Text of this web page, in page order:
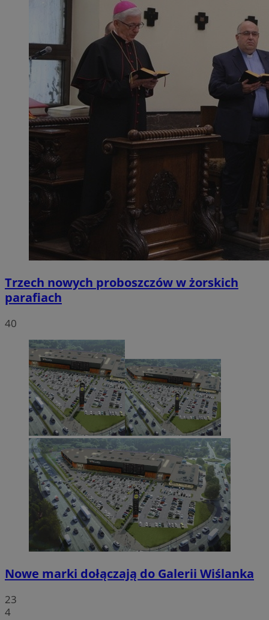
Trzech nowych proboszczów w żorskich
parafiach
40
Nowe marki dołączają do Galerii Wiślanka
23
4